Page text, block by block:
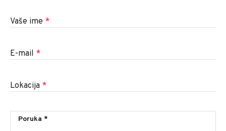
Vaše ime *
E-mail *
Lokacija *